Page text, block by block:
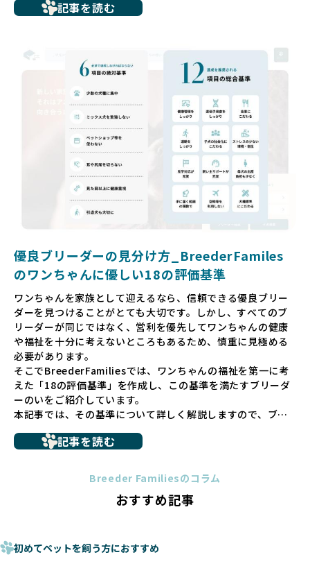
ち、健康面や社会性に問題を抱えていたり、またブリーダー
いるというケースもあります。こうした問題は、消費者にと
っても大きな負担であり、ワンちゃん自身にとっても非常に
だからこそ、私たちは正しい情報と安心して選べる場所を提
供すべきだと考えています。BreederFamiliesでは、ワンち
ゃんを家族のように愛する「優良ブリーダー」のみを独自の
厳しい基準で厳選し、その評価基準や評価結果をオープンに
しています。これにより、消費者の皆様が安心して子犬やブ
リーダーを選べる環境を整えています。
そして、消費者の皆様が正しい情報をもとに優良ブリーダー
を求めることで、ワンちゃんを家族のように愛する優良ブリ
ーダーが増え、営利優先の「悪徳ブリーダー」が自然と淘汰
される社会を目指しています。目の前の子犬だけでなく、親
ゃんに優しい世界を築いていきたいと考えています。
長するための環境が十分に整っていない場合が多く、販売ま
での間に過密な環境や長距離移動のストレスを受けることが
少なくありません。このような環境は、健康リスクや社会性
の問題につながりやすく、ワンちゃんにとっても望ましいと
は言えません。
こうした背景から、BreederFamiliesはペットショップを介
さない直接販売を採用するとともに、ペットオークションや
ペットショップを利用するブリーダーの掲載も行ってしませ
ん。
ペットショップを避けた方がいい理由の詳細はこちら
法令レベルの最低基準にとどまっていることが問題です。こ
ものに過ぎず、ワンちゃんの心身の福祉やブリーダーの責任
少なくなく、消費者にとって選択の判断が難しい現状があり
記事を読む
優良ブリーダーの見分け方_BreederFamiles
のワンちゃんに優しい18の評価基準
ワンちゃんを家族として迎えるなら、信頼できる優良ブリー
ダーを見つけることがとても大切です。しかし、すべてのブ
リーダーが同じではなく、営利を優先してワンちゃんの健康
や福祉を十分に考えないところもあるため、慎重に見極める
必要があります。
そこでBreederFamiliesでは、ワンちゃんの福祉を第一に考
えた「18の評価基準」を作成し、この基準を満たすブリーダ
ーのいをご紹介しています。
本記事では、その基準について詳しく解説しますので、ブリ
に断尾（しっぽを切る）や断耳（耳を切る）が行われている
ことがあります。
これは痛みを伴う処置で、ワンちゃんの身体的な負担が大き
手段でもあるため、切断されることで他の犬や人間との意思
記事を読む
Breeder Familiesのコラム
おすすめ記事
初めてペットを飼う方におすすめ